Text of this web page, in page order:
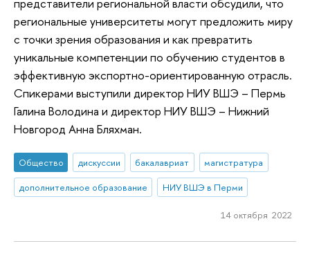
региональные университеты могут предложить миру
с точки зрения образования и как превратить
уникальные компетенции по обучению студентов в
эффективную экспортно-ориентированную отрасль.
Спикерами выступили директор НИУ ВШЭ – Пермь
Галина Володина и директор НИУ ВШЭ – Нижний
Новгород Анна Бляхман.
Общество дискуссии бакалавриат
магистратура
дополнительное образование
НИУ ВШЭ в Перми
14 октября 2022